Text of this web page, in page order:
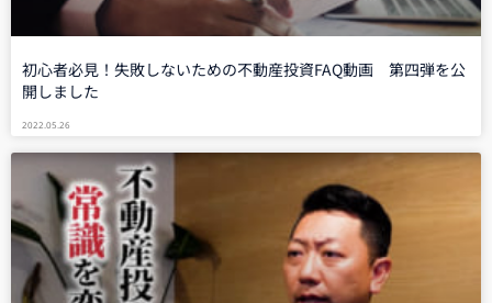
初心者必見！失敗しないための不動産投資FAQ動画 第四弾を公
開しました
2022.05.26